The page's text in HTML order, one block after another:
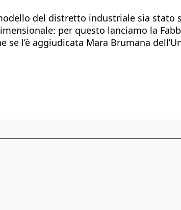
del distretto industriale sia stato
per questo lanciamo la
l’è aggiudicata Mara Brumana